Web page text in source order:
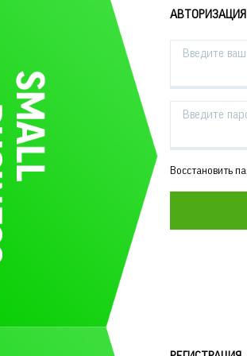
АВТОРИЗАЦИЯ
Введите
Введите
Восстановить